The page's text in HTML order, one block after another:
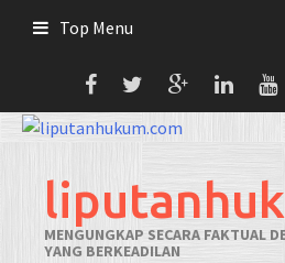
Top Menu
MENGUNGKAP SECARA FAKTUAL
YANG BERKEADILAN